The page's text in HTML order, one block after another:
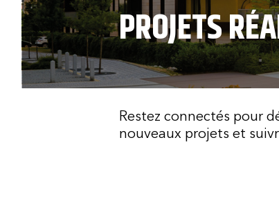
PROJETS
Restez connectés pour
nouveaux projets et